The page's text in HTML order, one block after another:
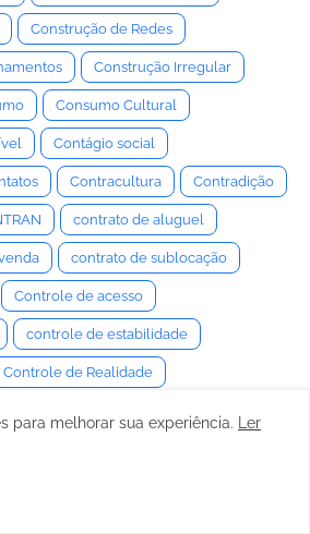
Construção de Redes
Construção Irregular
Consumo Cultural
Contágio social
Contracultura Contradição
contrato de aluguel
contrato de sublocação
Controle de acesso
controle de estabilidade
Controle de Realidade
para melhorar sua experiência.
Ler